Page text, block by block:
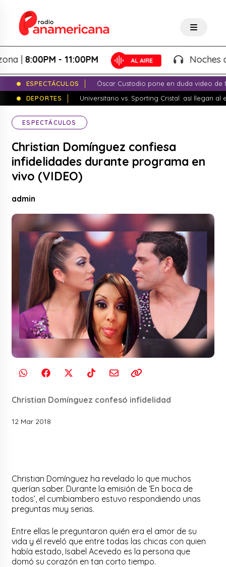
8:00PM - 11:00PM Noches de
ESPECTÁCULOS
Óscar Custodio pone en duda video de
DEPORTES
Universitario vs. Sporting Cristal: así llegan al
ESPECTÁCULOS
Christian Domínguez confiesa
infidelidades durante programa en
vivo (VIDEO)
admin
Christian Domínguez confesó infidelidad
12 Mar 2018
Christian Domínguez ha revelado lo que muchos
querían saber. Durante la emisión de ‘En boca de
todos’, el cumbiambero estuvo respondiendo unas
preguntas muy serias.
Entre ellas le preguntaron quién era el amor de su
vida y él reveló que entre todas las chicas con quien
había estado, Isabel Acevedo es la persona que
domó su corazón en tan corto tiempo.